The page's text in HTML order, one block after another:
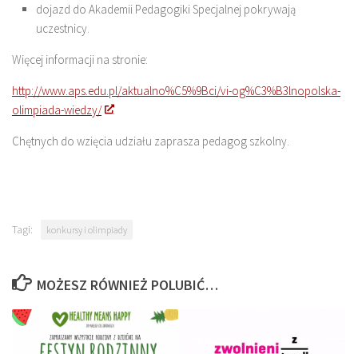
dojazd do Akademii Pedagogiki Specjalnej pokrywają
uczestnicy.
Więcej informacji na stronie:
http://www.aps.edu.pl/aktualno%C5%9Bci/vi-og%C3%B3lnopolska-
olimpiada-wiedzy/
Chętnych do wzięcia udziału zaprasza pedagog szkolny.
Tagi: konkursy i olimpiady
MOŻESZ RÓWNIEŻ POLUBIĆ…